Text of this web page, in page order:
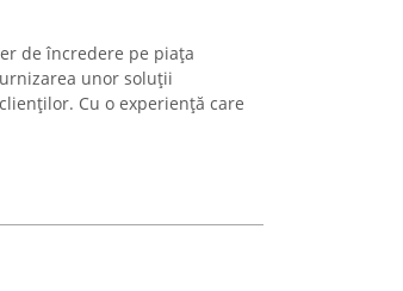
de încredere pe piața
unor soluții
Cu o experiență care